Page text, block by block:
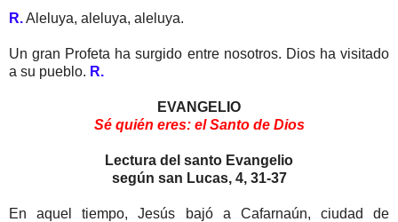
R.Aleluya, aleluya, aleluya.
Un gran Profeta ha surgido entre nosotros. Dios ha visitado
a su pueblo. R.
EVANGELIO
Sé quién eres: el Santo de Dios
Lectura del santo Evangelio
según san Lucas, 4, 31-37
En aquel tiempo, Jesús bajó a Cafarnaún, ciudad de